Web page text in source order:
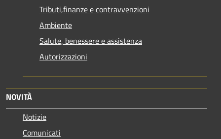
Tributi,finanze e contravvenzioni
Ambiente
Salute, benessere e assistenza
Autorizzazioni
NOVITÀ
Notizie
Comunicati